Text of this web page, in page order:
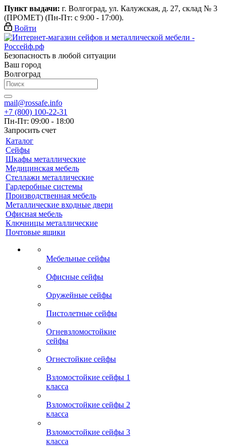
Пункт выдачи: г. Волгоград, ул. Калужская, д. 27, склад № 3
(ПРОМЕТ) (Пн-Пт: с 9:00 - 17:00).
Войти
Безопасность в любой ситуации
Ваш город
Волгоград
mail@rossafe.info
+7 (800) 100-22-31
Пн-Пт: 09:00 - 18:00
Запросить счет
Каталог
Сейфы
Шкафы металлические
Медицинская мебель
Стеллажи металлические
Гардеробные системы
Производственная мебель
Металлические входные двери
Офисная мебель
Ключницы металлические
Почтовые ящики
Мебельные сейфы
Офисные сейфы
Оружейные сейфы
Пистолетные сейфы
Огневзломостойкие
сейфы
Огнестойкие сейфы
Взломостойкие сейфы 1
класса
Взломостойкие сейфы 2
класса
Взломостойкие сейфы 3
класса